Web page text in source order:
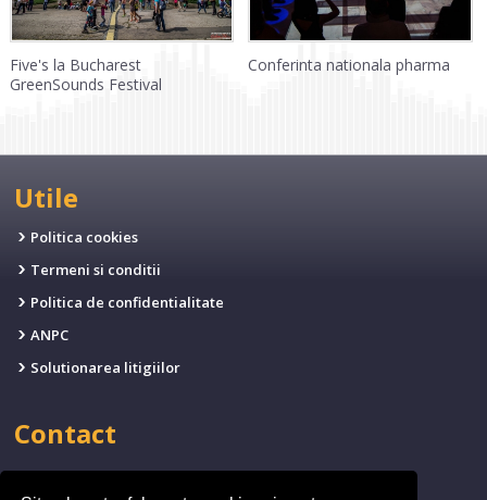
Five's la Bucharest
GreenSounds Festival
Conferinta nationala pharma
Utile
Politica cookies
Termeni si conditii
Politica de confidentialitate
ANPC
Solutionarea litigiilor
Contact